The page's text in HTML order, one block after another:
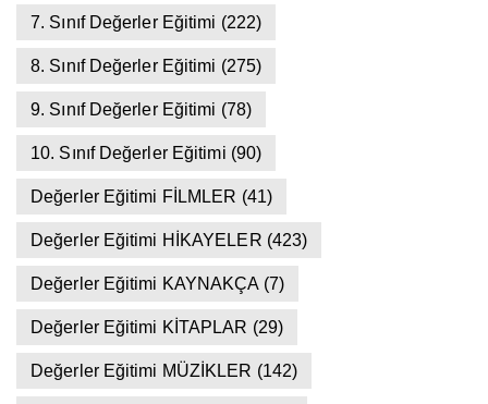
7. Sınıf Değerler Eğitimi (222)
8. Sınıf Değerler Eğitimi (275)
9. Sınıf Değerler Eğitimi (78)
10. Sınıf Değerler Eğitimi (90)
Değerler Eğitimi FİLMLER (41)
Değerler Eğitimi HİKAYELER (423)
Değerler Eğitimi KAYNAKÇA (7)
Değerler Eğitimi KİTAPLAR (29)
Değerler Eğitimi MÜZİKLER (142)